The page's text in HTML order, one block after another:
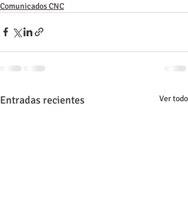
Comunicados CNC
Entradas recientes Ver todo